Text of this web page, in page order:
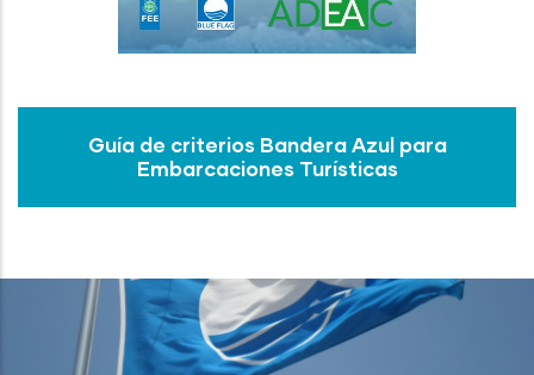
Guía de criterios Bandera Azul para
Embarcaciones Turísticas